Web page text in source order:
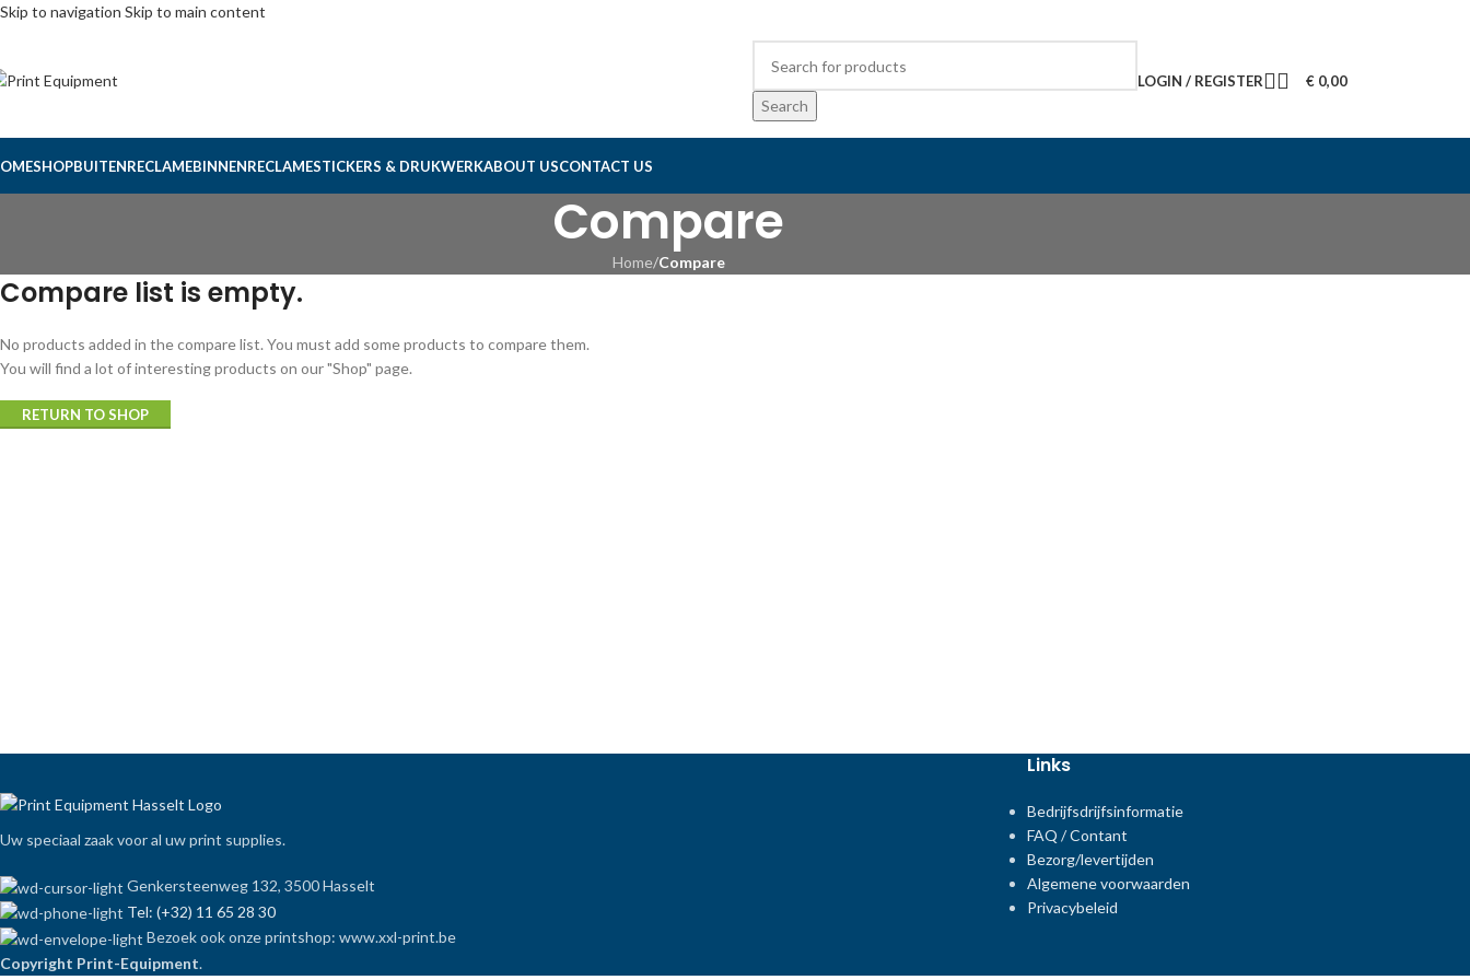
Skip to navigation Skip to main content
Search
LOGIN / REGISTER € 0,00
SHOPBUITENRECLAMEBINNENRECLAMESTICKERS & DRUKWERKABOUT USCONTACT US
Compare
Home/Compare
Compare list is empty.
No products added in the compare list. You must add some products to compare them.
You will find a lot of interesting products on our "Shop" page.
RETURN TO SHOP
Uw speciaal zaak voor al uw print supplies.
Genkersteenweg 132, 3500 Hasselt
Tel: (+32) 11 65 28 30
Bezoek ook onze printshop: www.xxl-print.be
Links
Bedrijfsdrijfsinformatie
FAQ / Contant
Bezorg/levertijden
Algemene voorwaarden
Privacybeleid
Copyright Print-Equipment.